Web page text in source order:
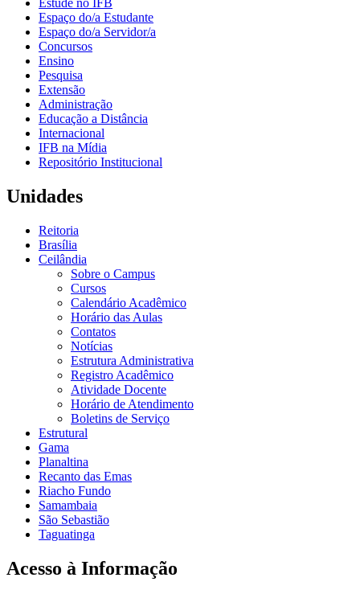
Espaço do/a Estudante
Espaço do/a Servidor/a
Concursos
Ensino
Pesquisa
Extensão
Administração
Educação a Distância
Internacional
IFB na Mídia
Repositório Institucional
Unidades
Reitoria
Brasília
Ceilândia
Sobre o Campus
Cursos
Calendário Acadêmico
Horário das Aulas
Contatos
Notícias
Estrutura Administrativa
Registro Acadêmico
Atividade Docente
Horário de Atendimento
Boletins de Serviço
Estrutural
Gama
Planaltina
Recanto das Emas
Riacho Fundo
Samambaia
São Sebastião
Taguatinga
Acesso à Informação